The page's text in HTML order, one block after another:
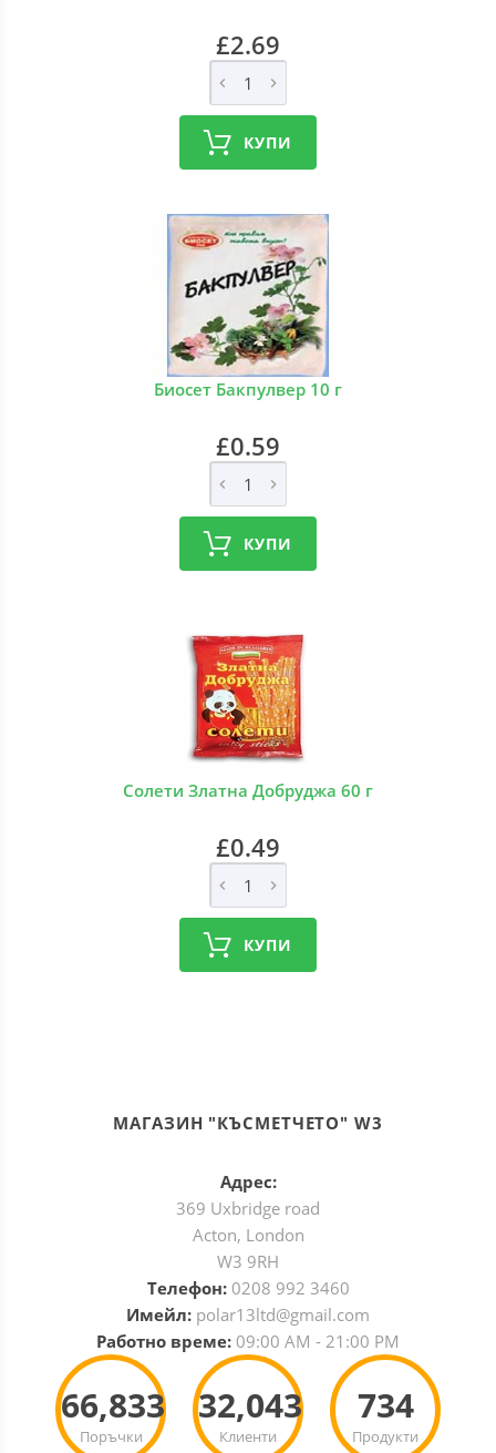
£2.69
КУПИ
Биосет Бакпулвер 10 г
£0.59
КУПИ
Солети Златна Добруджа 60 г
£0.49
КУПИ
МАГАЗИН "КЪСМЕТЧЕТО" W3
Адрес:
369 Uxbridge road
Acton, London
W3 9RH
Телефон: 0208 992 3460
Имейл: polar13ltd@gmail.com
Работно време: 09:00 AM - 21:00 PM
Поръчки
66,833
Клиенти
32,043
Продукти
734